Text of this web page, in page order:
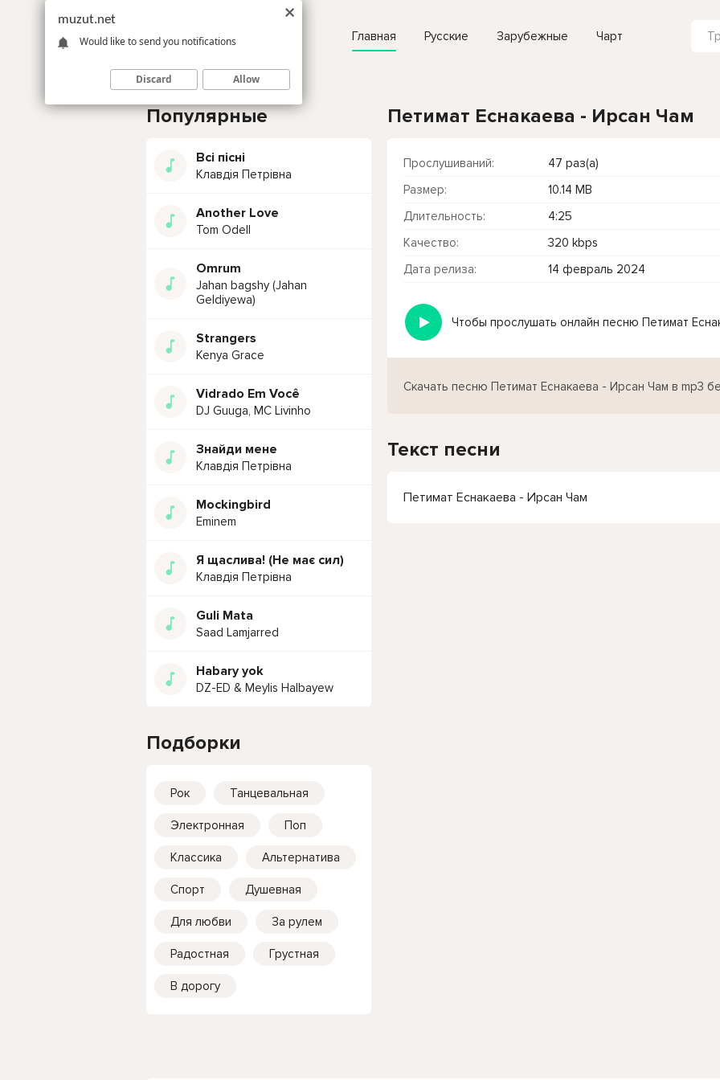
Главная Русские Зарубежные Чарт
Популярные
Всі пісні
Клавдія Петрівна
Another Love
Tom Odell
Omrum
Jahan bagshy (Jahan
Geldiyewa)
Strangers
Kenya Grace
Vidrado Em Você
DJ Guuga, MC Livinho
Знайди мене
Клавдія Петрівна
Mockingbird
Eminem
Я щаслива! (Не має сил)
Клавдія Петрівна
Guli Mata
Saad Lamjarred
Habary yok
DZ-ED & Meylis Halbayew
Подборки
Рок Танцевальная
Электронная Поп
Классика Альтернатива
Спорт Душевная
Для любви За рулем
Радостная Грустная
В дорогу
Петимат Еснакаева - Ирсан Чам
Прослушиваний:
47 раз(а)
Размер:
10.14 MB
Длительность:
4:25
Качество:
320 kbps
Дата релиза:
14 февраль 2024
Скачать песню Петимат Еснакаева - Ирсан Чам в mp3
Текст песни
Петимат Еснакаева - Ирсан Чам
muzut.net
Would like to send you notifications
Discard Allow